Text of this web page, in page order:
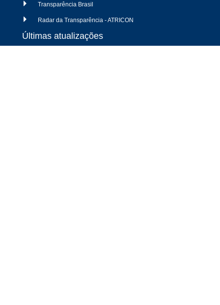
Transparência Brasil
Radar da Transparência - ATRICON
Últimas atualizações